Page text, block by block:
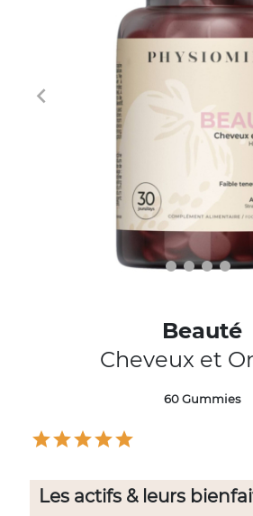

Beauté
Cheveux et
60 Gummies
Les actifs & leurs